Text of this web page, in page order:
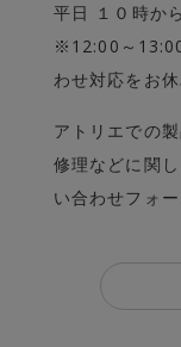
平日 １０時か
※12:00～
わせ対応をお休
アトリエでの
修理などに関
い合わせフォ